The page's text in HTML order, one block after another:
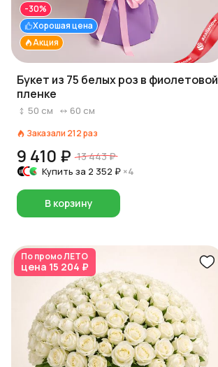
Акция
Хорошая цена
-30%
Букет из 75 белых роз в фиолетовой
пленке
50 см 60 см
Заказали 212раз
9 410 ₽ 13 443 ₽
Купить за 2 352 ₽ ×4
В корзину
По промоЛЕТО
цена 15 204 ₽